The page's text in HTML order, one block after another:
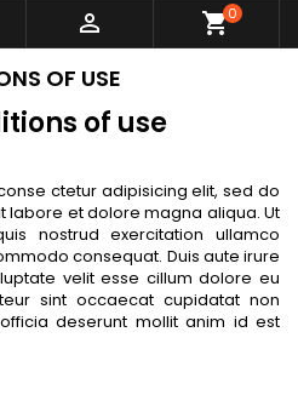
 shopping_cart0
OF USE
of use
ctetur adipisicing elit, sed do
labore et dolore magna aliqua. Ut
nostrud exercitation ullamco
consequat. Duis aute irure
velit esse cillum dolore eu
sint occaecat cupidatat non
deserunt mollit anim id est